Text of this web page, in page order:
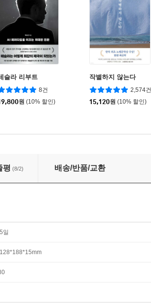
슬라 리부트
8건
원 (10% 할인)
작별하지 않는다
2,574건
15,120원 (10% 할인)
평 (8/2) 배송/반품/교환
일